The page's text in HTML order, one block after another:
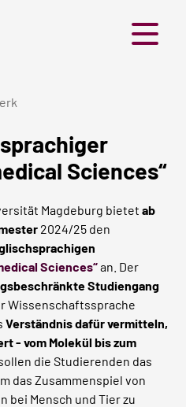
Menü
Sciences“
Magdeburg bietetab
2024/25 den
Sciences“an. Der
Studiengang
Wissenschaftssprache
Verständnis dafür vermitteln,
- vom Molekül bis zum
sollen die Studierenden das
das Zusammenspiel von
bei Mensch und Tier zu